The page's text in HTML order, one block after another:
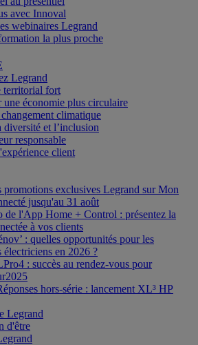
avec Innoval
webinaires Legrand
la plus proche
Legrand
territorial fort
une économie plus circulaire
climatique
diversité et l’inclusion
responsable
client
promotions exclusives Legrand sur Mon
jusqu'au 31 août
de l'App Home + Control : présentez la
à vos clients
: quelles opportunités pour les
électriciens en 2026 ?
: succès au rendez-vous pour
hors-série : lancement XL³ HP
Legrand
d'être